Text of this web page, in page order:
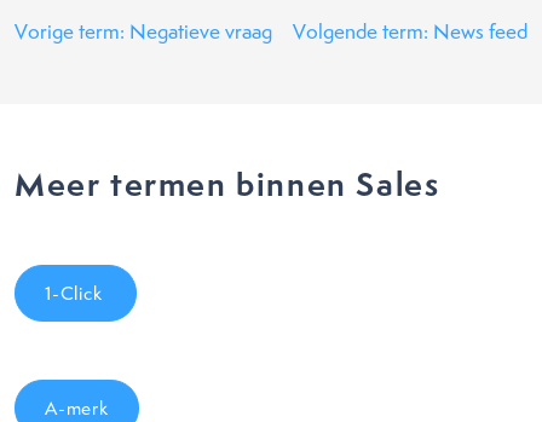
Vorige term: Negatieve vraag Volgende term: News feed
Meer termen binnen Sales
1-Click
A-merk